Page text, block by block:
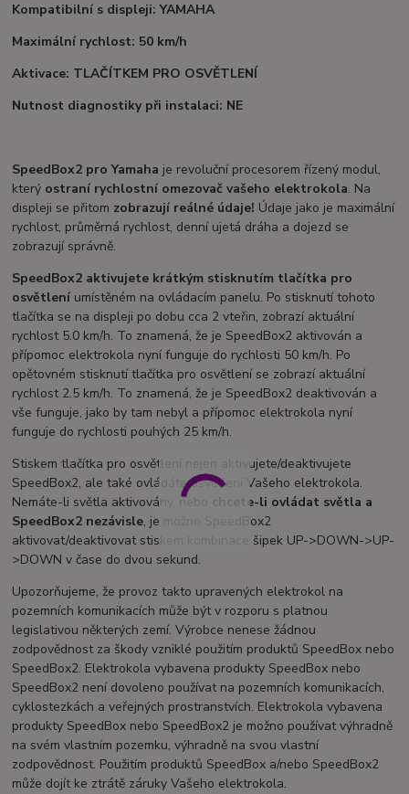
Kompatibilní s displeji: YAMAHA
Maximální rychlost: 50 km/h
Aktivace: TLAČÍTKEM PRO OSVĚTLENÍ
Nutnost diagnostiky při instalaci: NE
SpeedBox2 pro Yamaha je revoluční procesorem řízený modul,
který ostraní rychlostní omezovač vašeho elektrokola. Na
displeji se přitom zobrazují reálné údaje! Údaje jako je maximální
rychlost, průměrná rychlost, denní ujetá dráha a dojezd se
zobrazují správně.
SpeedBox2 aktivujete krátkým stisknutím tlačítka pro
osvětlení umístěném na ovládacím panelu. Po stisknutí tohoto
tlačítka se na displeji po dobu cca 2 vteřin, zobrazí aktuální
rychlost 5.0 km/h. To znamená, že je SpeedBox2 aktivován a
přípomoc elektrokola nyní funguje do rychlosti 50 km/h. Po
opětovném stisknutí tlačítka pro osvětlení se zobrazí aktuální
rychlost 2.5 km/h. To znamená, že je SpeedBox2 deaktivován a
vše funguje, jako by tam nebyl a přípomoc elektrokola nyní
funguje do rychlosti pouhých 25 km/h.
Stiskem tlačítka pro osvětlení nejen aktivujete/deaktivujete
SpeedBox2, ale také ovládáte osvětlení Vašeho elektrokola.
Nemáte-li světla aktivovány, nebo
chcete-li ovládat světla a
SpeedBox2 nezávisle, je možno SpeedBox2
aktivovat/deaktivovat stiskem kombinace šipek UP->DOWN->UP-
>DOWN v čase do dvou sekund.
Upozorňujeme, že provoz takto upravených elektrokol na
pozemních komunikacích může být v rozporu s platnou
legislativou některých zemí. Výrobce nenese žádnou
zodpovědnost za škody vzniklé použitím produktů SpeedBox nebo
SpeedBox2. Elektrokola vybavena produkty SpeedBox nebo
SpeedBox2 není dovoleno používat na pozemních komunikacích,
cyklostezkách a veřejných prostranstvích. Elektrokola vybavena
produkty SpeedBox nebo SpeedBox2 je možno používat výhradně
na svém vlastním pozemku, výhradně na svou vlastní
zodpovědnost. Použitím produktů SpeedBox a/nebo SpeedBox2
může dojít ke ztrátě záruky Vašeho elektrokola.